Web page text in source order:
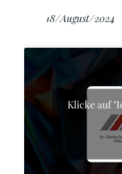
18/August/2024
Klicke auf